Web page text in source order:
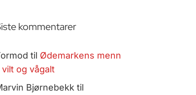
kommentarer
til Ødemarkens menn
vilt og vågalt
Bjørnebekk til